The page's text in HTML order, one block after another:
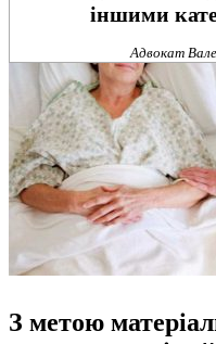
іншими
Адвокат
З метою